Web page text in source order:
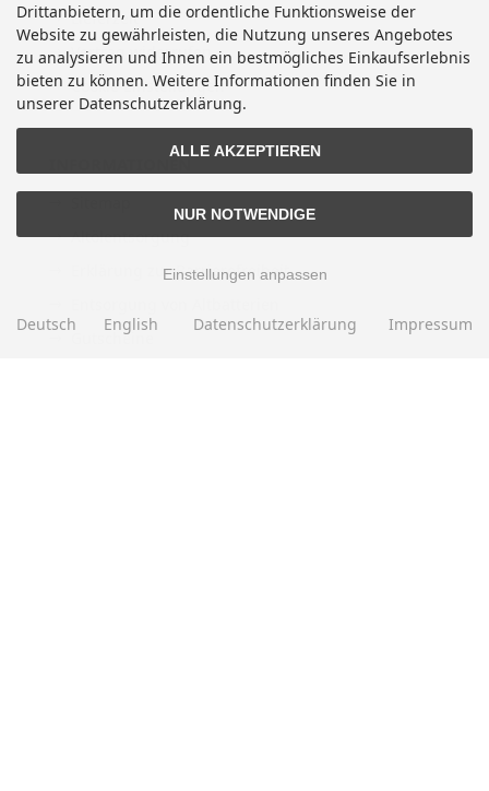
Lieferzeit
Vertrag widerrufen
Cookie Einstellungen
INFORMATIONEN
Altölentsorgung
Erklärung zur Barrierefreiheit
Gutscheine
Drittanbietern, um die ordentliche Funktionsweise der
Website zu gewährleisten, die Nutzung unseres Angebotes
zu analysieren und Ihnen ein bestmögliches Einkaufserlebnis
bieten zu können. Weitere Informationen finden Sie in
unserer Datenschutzerklärung.
ALLE AKZEPTIEREN
NUR NOTWENDIGE
Einstellungen anpassen
Deutsch English Datenschutzerklärung Impressum